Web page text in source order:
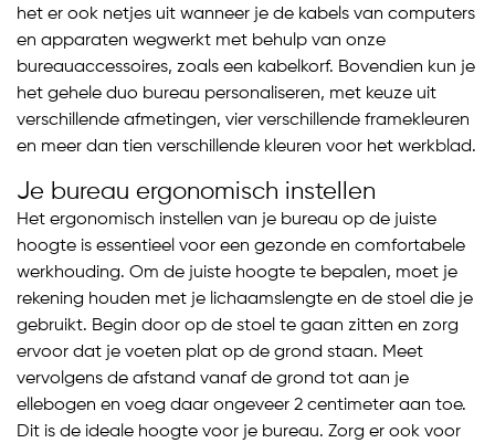
het er ook netjes uit wanneer je de kabels van computers
en apparaten wegwerkt met behulp van onze
bureauaccessoires, zoals een kabelkorf. Bovendien kun je
het gehele duo bureau personaliseren, met keuze uit
verschillende afmetingen, vier verschillende framekleuren
en meer dan tien verschillende kleuren voor het werkblad.
Je bureau ergonomisch instellen
Het ergonomisch instellen van je bureau op de juiste
hoogte is essentieel voor een gezonde en comfortabele
werkhouding. Om de juiste hoogte te bepalen, moet je
rekening houden met je lichaamslengte en de stoel die je
gebruikt. Begin door op de stoel te gaan zitten en zorg
ervoor dat je voeten plat op de grond staan. Meet
vervolgens de afstand vanaf de grond tot aan je
ellebogen en voeg daar ongeveer 2 centimeter aan toe.
Dit is de ideale hoogte voor je bureau. Zorg er ook voor